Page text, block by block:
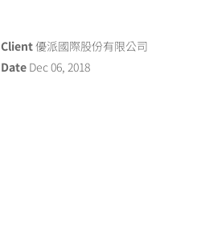
Client優派國際股份有限公司
Date Dec 06, 2018